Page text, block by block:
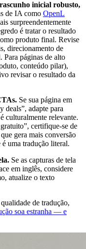
inicial robusto,
de IA como OpenL
surpreendentemente
é tratar o resultado
produto final. Revise
direcionamento de
Para páginas de alto
conteúdo pilar),
revisar o resultado da
Se sua página em
deals”, adapte para
culturalmente relevante.
certifique-se de
gera mais conversão
uma tradução literal.
Se as capturas de tela
em inglês, considere
atualize o texto
de tradução,
soa estranha — e